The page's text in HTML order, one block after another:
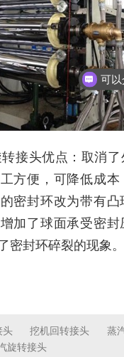
转接头优点：取消
方便，可降低成
密封环改为带有凸
加了球面承受密封
密封环碎裂的现象。
头 挖机回转接头 蒸
旋转接头